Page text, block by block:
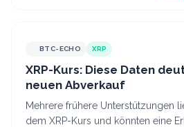
BTC-ECHO XRP
XRP-Kurs: Diese Daten
neuen Abverkauf
Mehrere frühere Unterstützungen
dem XRP-Kurs und könnten eine